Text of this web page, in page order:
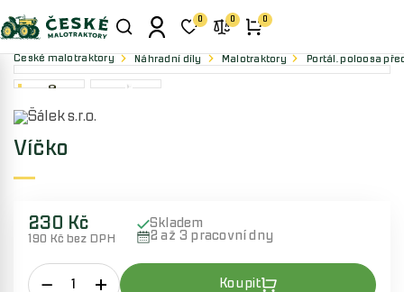
0 0 0
České malotraktory Náhradní díly Malotraktory Portál, poloosa
Víčko
230 Kč
190 Kč bez DPH
Skladem
2 až 3 pracovní dny